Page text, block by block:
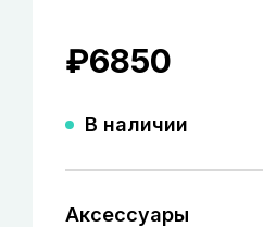
₽6850
В наличии
Аксессуары